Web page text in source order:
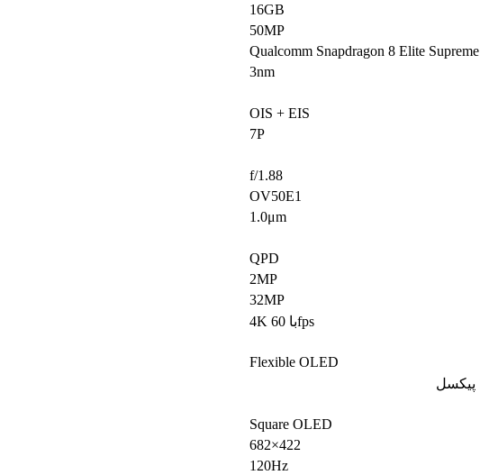
16GB
50MP
Qualcomm Snapdragon 8 Elite Supreme
3nm
OIS + EIS
7P
f/1.88
OV50E1
1.0μm
QPD
2MP
32MP
4K با 60fps
Flexible OLED
Square OLED
682×422
120Hz